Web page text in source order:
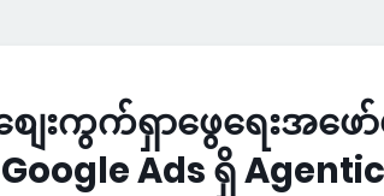
းကွက်ရှာဖွေရေးအဖော်မ
Ads ရှိ